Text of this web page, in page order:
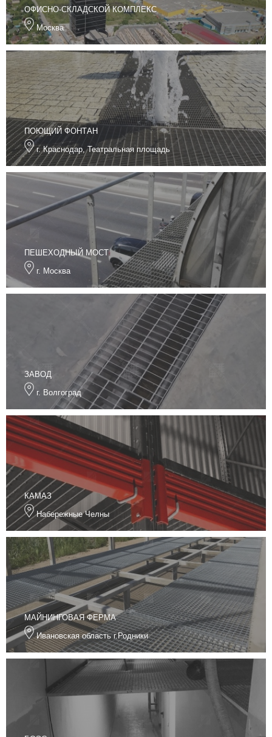
ОФИСНО-СКЛАДСКОЙ КОМПЛЕКС
Москва
ПОЮЩИЙ ФОНТАН
г. Краснодар, Театральная площадь
ПЕШЕХОДНЫЙ МОСТ
г. Москва
ЗАВОД
г. Волгоград
КАМАЗ
Набережные Челны
МАЙНИНГОВАЯ ФЕРМА
Ивановская область г.Родники